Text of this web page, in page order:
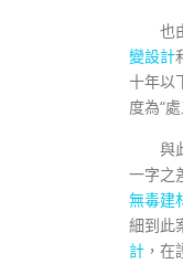
也
變設計
十年以
度為“
與
一字之
無毒建
細到此
計 ，